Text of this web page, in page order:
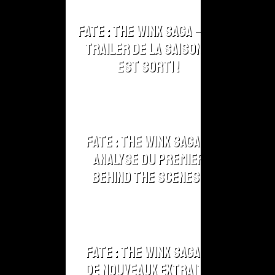
Fate : The Winx Saga – Le
Trailer de la Saison 2
est sorti !
Fate : The Winx Saga –
Analyse du Premier
Behind The Scenes !
Fate : The Winx Saga –
De nouveaux extraits